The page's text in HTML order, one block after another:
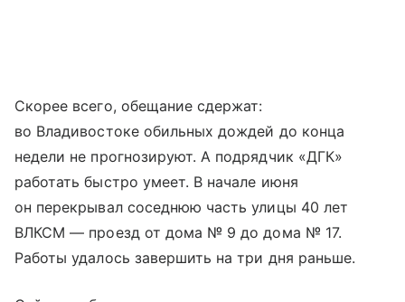
Скорее всего, обещание сдержат:
во Владивостоке обильных дождей до конца
недели не прогнозируют. А подрядчик «ДГК»
работать быстро умеет. В начале июня
он перекрывал соседнюю часть улицы 40 лет
ВЛКСМ — проезд от дома № 9 до дома № 17.
Работы удалось завершить на три дня раньше.